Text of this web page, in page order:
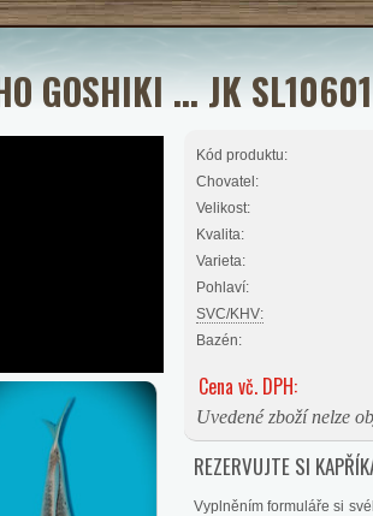
GOSHIKI ... JK SL10601
Kód produktu:
Chovatel:
Velikost:
Kvalita:
Varieta:
Pohlaví:
SVC/KHV:
Bazén:
Cena vč. DPH:
Uvedené zboží nelze
REZERVUJTE SI
Vyplněním formuláře si